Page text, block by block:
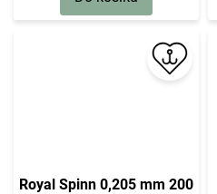
Royal Spinn 0,205 mm 200